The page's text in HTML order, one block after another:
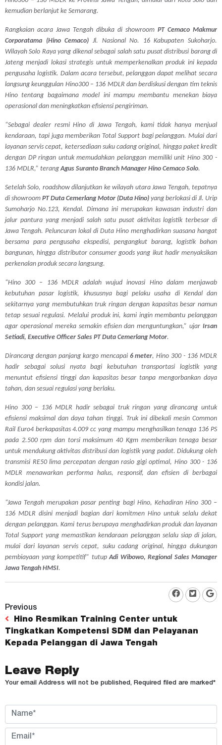
kemudian berlanjut ke Semarang.
Rangkaian acara Jawa Tengah dibuka di showroom PT Cemaco Makmur
Corporatama (Hino Cemaco) Jl. Nasional No. 16 Kabupaten Sukoharjo.
Wilayah Solo Raya yang dikenal sebagai salah satu pusat distribusi barang di
Jateng menjadi lokasi strategis untuk memperkenalkan produk ini kepada
pengusaha logistik. Dalam acara tersebut, pelanggan dapat melihat secara
langsung keunggulan Hino300 – 136 MDLR dan berdiskusi dengan tim teknis
Hino tentang bagaimana model ini mampu membantu menekan biaya
operasional dan meningkatkan efisiensi pengiriman.
“Sebagai dealer resmi Hino di Jawa Tengah, kami tidak hanya menjual
kendaraan, tapi juga memberikan Total Support bagi pelanggan. Mulai dari
layanan servis cepat, ketersediaan suku cadang original, hingga paket kredit
dengan DP ringan untuk memudahkan pelanggan memiliki unit Hino 300 -
136 MDLR,” terangAgus Suranto Branch Manager Hino Cemaco Solo.
Setelah Solo, roadshowdilanjutkan ke wilayah utara Jawa Tengah, tepatnya
di showroom PT Duta Cemerlang Motor (Duta Hino) yang berlokasi di Jl. Urip
Sumoharjo No.123, Kendal. Dimana ini merupakan kawasan industri dan
jalur pantura yang menjadi salah satu pusat aktivitas logistik terbesar di
Jawa Tengah. Peluncuran lokal di Duta Hino menghadirkan suasana hangat
bersama para pengusaha ekspedisi, pengangkut barang, logistik bahan
bangunan, hingga distributor consumer goods yang ikut hadir menyaksikan
perkenalan produk secara langsung.
“Hino 300 – 136 MDLR adalah wujud inovasi Hino dalam menjawab
kebutuhan pasar logistik, khususnya bagi pelaku usaha di Kendal dan
sekitarnya yang membutuhkan truk ringan dengan kapasitas besar namun
tetap sesuai regulasi. Melalui produk ini, kami ingin membantu pelanggan
agar operasional mereka semakin efisien dan menguntungkan,” ujar Irsan
Setiadi, Executive Officer Sales PT Duta Cemerlang Motor.
Dirancang dengan panjang kargo mencapai 6 meter, Hino 300 - 136 MDLR
hadir sebagai solusi nyata bagi kebutuhan transportasi logistik yang
menuntut efisiensi tinggi dan kapasitas besar tanpa mengorbankan daya
tahan, dan sesuai regulasi yang berlaku.
Hino 300 – 136 MDLR hadir sebagai truk ringan yang dirancang untuk
efisiensi maksimal dan daya tahan tinggi. Truk ini dibekali mesin Common
Rail Euro4 berkapasitas 4.009 cc yang mampu menghasilkan tenaga 136 PS
pada 2.500 rpm dan torsi maksimum 40 Kgm memberikan tenaga besar
untuk mendukung aktivitas distribusi dan logistik yang padat. Didukung oleh
transmisi RE50 lima percepatan dengan rasio gigi optimal, Hino 300 - 136
MDLR menawarkan performa halus, responsif, dan efisien di berbagai
kondisi jalan.
“Jawa Tengah merupakan pasar penting bagi Hino, Kehadiran Hino 300 –
136 MDLR disini menjadi bagian dari komitmen Hino untuk selalu dekat
dengan pelanggan. Kami terus berupaya menghadirkan produk dan layanan
Total Support yang memastikan kendaraan pelanggan selalu siap di jalan,
mulai dari layanan servis cepat, suku cadang original, hingga dukungan
pembiayaan yang kompetitif” tutupAdi Wibowo, Regional Sales Manager
Jawa Tengah HMSI.
Previous
Hino Resmikan Training Center untuk
Tingkatkan Kompetensi SDM dan Pelayanan
Kepada Pelanggan di Jawa Tengah
Leave Reply
Your email Address will not be published, Required filed are marked*